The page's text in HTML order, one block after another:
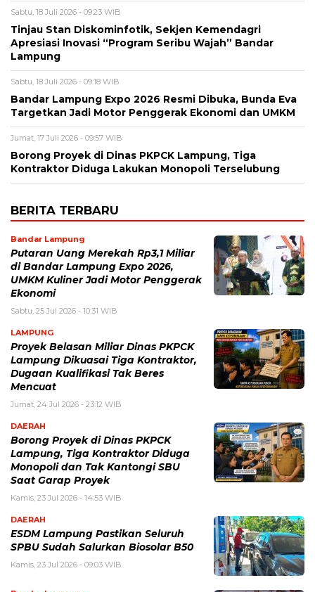
Sabtu, 18 Juli 2026 - 09:23 WIB
Tinjau Stan Diskominfotik, Sekjen Kemendagri
Apresiasi Inovasi “Program Seribu Wajah” Bandar
Lampung
Sabtu, 18 Juli 2026 - 09:18 WIB
Bandar Lampung Expo 2026 Resmi Dibuka, Bunda Eva
Targetkan Jadi Motor Penggerak Ekonomi dan UMKM
Jumat, 17 Juli 2026 - 09:57 WIB
Borong Proyek di Dinas PKPCK Lampung, Tiga
Kontraktor Diduga Lakukan Monopoli Terselubung
BERITA TERBARU
Bandar Lampung
Putaran Uang Merekah Rp3,1 Miliar
di Bandar Lampung Expo 2026,
UMKM Kuliner Jadi Motor Penggerak
Ekonomi
Sabtu, 25 Jul 2026 - 10:31 WIB
LAMPUNG
Proyek Belasan Miliar Dinas PKPCK
Lampung Dikuasai Tiga Kontraktor,
Dugaan Kualifikasi Tak Beres
Mencuat
Jumat, 24 Jul 2026 - 23:12 WIB
DAERAH
Borong Proyek di Dinas PKPCK
Lampung, Tiga Kontraktor Diduga
Monopoli dan Tak Kantongi SBU
Saat Garap Proyek
Kamis, 23 Jul 2026 - 14:53 WIB
DAERAH
ESDM Lampung Pastikan Seluruh
SPBU Sudah Salurkan Biosolar B50
Kamis, 23 Jul 2026 - 09:03 WIB